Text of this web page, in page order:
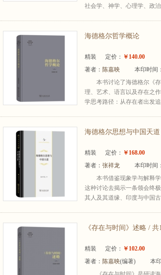
社会学、神学、心理学、政
海德格尔哲学概论
精装 定价： ￥140.00
著者： 陈嘉映
本印时间
本书讨论了海德格尔《
理、艺术、语言以及存在之
学思考路径：从存在者出发
海德格尔思想与中国天
精装 定价： ￥168.00
著者： 张祥龙
本印时间
本书借鉴现象学与解释
这种讨论去揭示一条领会终
其人及其道缘、印度与中国
《存在与时间》述略 / 共
精装 定价： ￥102.00
著者： 陈嘉映(编著)
本